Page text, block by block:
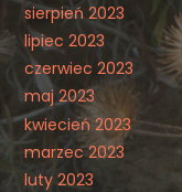
sierpień 2023
lipiec 2023
czerwiec 2023
maj 2023
kwiecień 2023
marzec 2023
luty 2023